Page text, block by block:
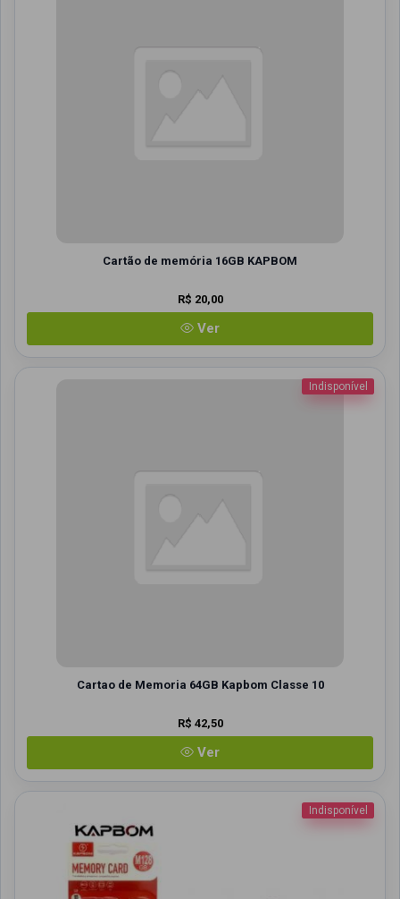
Cartão de memória 16GB KAPBOM
R$ 20,00
Ver
Indisponível
Cartao de Memoria 64GB Kapbom Classe 10
R$ 42,50
Ver
Indisponível